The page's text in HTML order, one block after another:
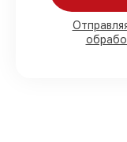
клиента
90%
складе в